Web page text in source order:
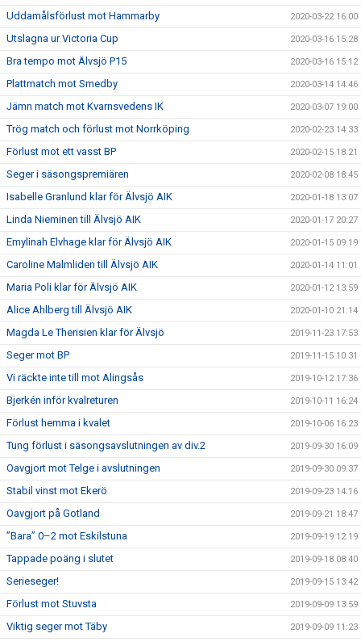
Uddamålsförlust mot Hammarby 2020-03-22 16:00
Utslagna ur Victoria Cup 2020-03-16 15:28
Bra tempo mot Älvsjö P15 2020-03-16 15:12
Plattmatch mot Smedby 2020-03-14 14:46
Jämn match mot Kvarnsvedens IK 2020-03-07 19:00
Trög match och förlust mot Norrköping 2020-02-23 14:33
Förlust mot ett vasst BP 2020-02-15 18:21
Seger i säsongspremiären 2020-02-08 18:45
Isabelle Granlund klar för Älvsjö AIK 2020-01-18 13:07
Linda Nieminen till Älvsjö AIK 2020-01-17 20:27
Emylinah Elvhage klar för Älvsjö AIK 2020-01-15 09:19
Caroline Malmliden till Älvsjö AIK 2020-01-14 11:01
Maria Poli klar för Älvsjö AIK 2020-01-12 13:59
Alice Ahlberg till Älvsjö AIK 2020-01-10 21:14
Magda Le Therisien klar för Älvsjö 2019-11-23 17:53
Seger mot BP 2019-11-15 10:31
Vi räckte inte till mot Alingsås 2019-10-12 17:36
Bjerkén inför kvalreturen 2019-10-11 16:24
Förlust hemma i kvalet 2019-10-06 16:23
Tung förlust i säsongsavslutningen av div.2 2019-09-30 16:09
Oavgjort mot Telge i avslutningen 2019-09-30 09:37
Stabil vinst mot Ekerö 2019-09-23 14:16
Oavgjort på Gotland 2019-09-21 18:47
”Bara” 0–2 mot Eskilstuna 2019-09-19 12:19
Tappade poäng i slutet 2019-09-18 08:40
Serieseger! 2019-09-15 13:42
Förlust mot Stuvsta 2019-09-09 13:59
Viktig seger mot Täby 2019-09-09 11:23